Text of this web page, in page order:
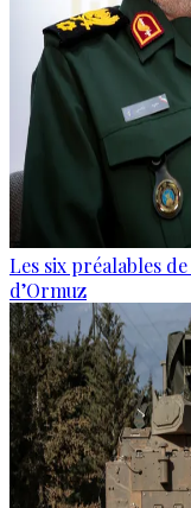
Les six préalables
d’Ormuz